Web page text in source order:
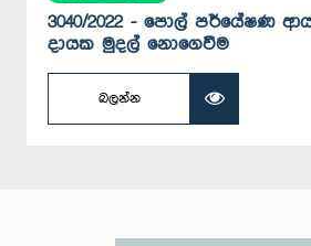
3040/2022 - පොල් පර්යේෂණ
දායක මුදල් නොගෙවීම
බලන්න